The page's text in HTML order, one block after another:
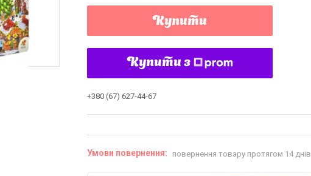
Купити
Купити з
+380 (67) 627-44-67
повернення товару протягом 14 днів